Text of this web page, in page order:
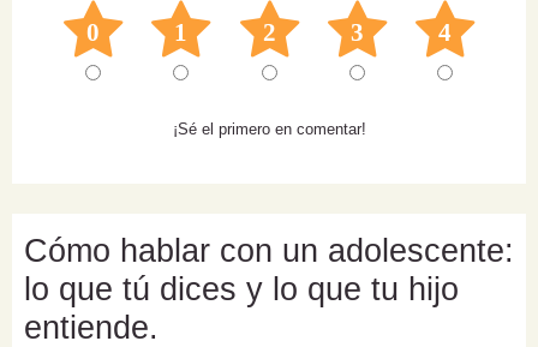
0 1 2 3 4
¡Sé el primero en comentar!
Cómo hablar con un adolescente:
lo que tú dices y lo que tu hijo
entiende.